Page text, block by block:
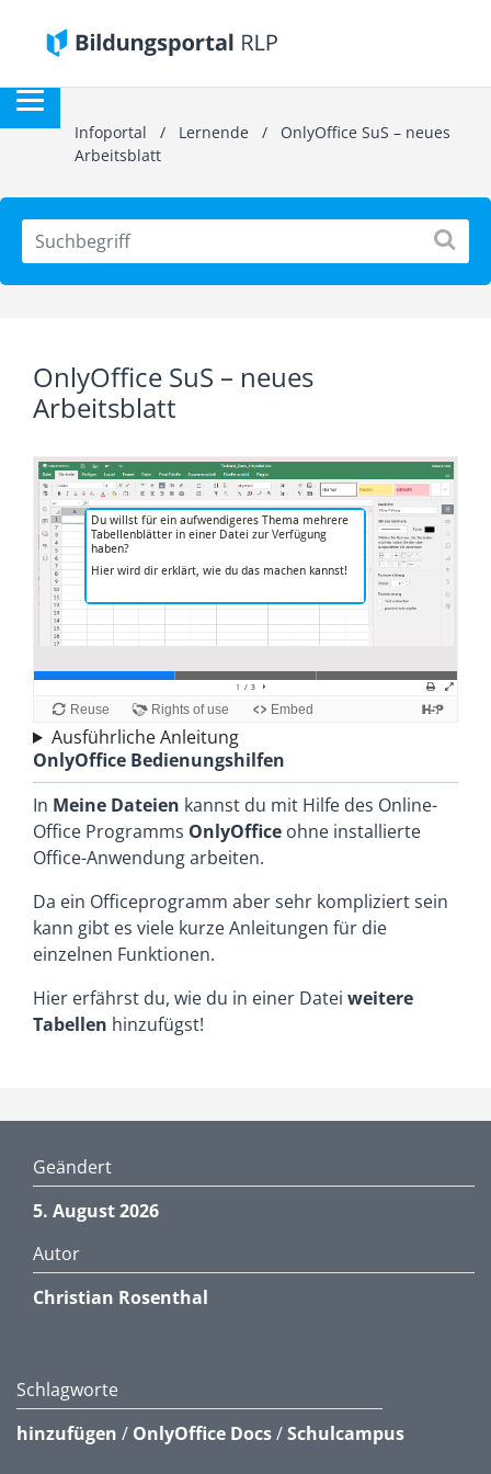
Infoportal / Lernende / OnlyOffice SuS – neues
Arbeitsblatt
OnlyOffice SuS – neues
Arbeitsblatt
Ausführliche Anleitung
OnlyOffice Bedienungshilfen
In Meine Dateien kannst du mit Hilfe des Online-
Office Programms OnlyOffice ohne installierte
Office-Anwendung arbeiten.
Da ein Officeprogramm aber sehr kompliziert sein
kann gibt es viele kurze Anleitungen für die
einzelnen Funktionen.
Hier erfährst du, wie du in einer Datei weitere
Tabellen hinzufügst!
Geändert
5. August 2026
Autor
Christian Rosenthal
Schlagworte
hinzufügen / OnlyOffice Docs/Schulcampus